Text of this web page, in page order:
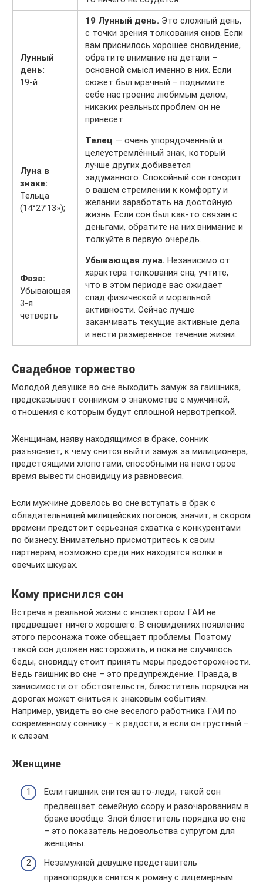
Лунный
день:
19-й
19 Лунный день. Это сложный день,
с точки зрения толкования снов. Если
вам приснилось хорошее сновидение,
обратите внимание на детали –
основной смысл именно в них. Если
сюжет был мрачный – поднимите
себе настроение любимым делом,
никаких реальных проблем он не
принесёт.
Луна в
знаке:
Тельца
(14°27’13»);
Телец — очень упорядоченный и
целеустремлённый знак, который
лучше других добивается
задуманного. Спокойный сон говорит
о вашем стремлении к комфорту и
желании заработать на достойную
жизнь. Если сон был как-то связан с
деньгами, обратите на них внимание и
толкуйте в первую очередь.
Фаза:
Убывающая
3-я
четверть
Убывающая луна. Независимо от
характера толкования сна, учтите,
что в этом периоде вас ожидает
спад физической и моральной
активности. Сейчас лучше
заканчивать текущие активные дела
и вести размеренное течение жизни.
Свадебное торжество
Молодой девушке во сне выходить замуж за гаишника,
предсказывает сонником о знакомстве с мужчиной,
отношения с которым будут сплошной нервотрепкой.
Женщинам, наяву находящимся в браке, сонник
разъясняет, к чему снится выйти замуж за милиционера,
предстоящими хлопотами, способными на некоторое
время вывести сновидицу из равновесия.
Если мужчине довелось во сне вступать в брак с
обладательницей милицейских погонов, значит, в скором
времени предстоит серьезная схватка с конкурентами
по бизнесу. Внимательно присмотритесь к своим
партнерам, возможно среди них находятся волки в
овечьих шкурах.
Кому приснился сон
Встреча в реальной жизни с инспектором ГАИ не
предвещает ничего хорошего. В сновидениях появление
этого персонажа тоже обещает проблемы. Поэтому
такой сон должен насторожить, и пока не случилось
беды, сновидцу стоит принять меры предосторожности.
Ведь гаишник во сне – это предупреждение. Правда, в
зависимости от обстоятельств, блюститель порядка на
дорогах может сниться к знаковым событиям.
Например, увидеть во сне веселого работника ГАИ по
современному соннику – к радости, а если он грустный –
к слезам.
Женщине
Если гаишник снится авто-леди, такой сон
предвещает семейную ссору и разочарованиям в
браке вообще. Злой блюститель порядка во сне
– это показатель недовольства супругом для
женщины.
Незамужней девушке представитель
правопорядка снится к роману с лицемерным